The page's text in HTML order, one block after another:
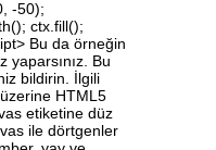
-50);
ctx.fill();
Bu da örneğin
yaparsınız. Bu
bildirin. İlgili
HTML5
etiketine düz
ile dörtgenler